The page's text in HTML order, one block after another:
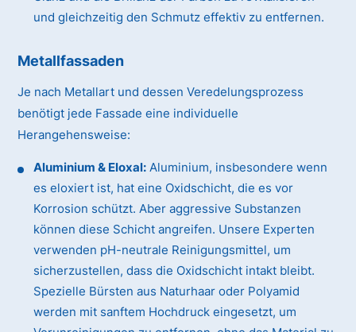
und gleichzeitig den Schmutz effektiv zu entfernen.
Metallfassaden
Je nach Metallart und dessen Veredelungsprozess
benötigt jede Fassade eine individuelle
Herangehensweise:
Aluminium & Eloxal: Aluminium, insbesondere wenn
es eloxiert ist, hat eine Oxidschicht, die es vor
Korrosion schützt. Aber aggressive Substanzen
können diese Schicht angreifen. Unsere Experten
verwenden pH-neutrale Reinigungsmittel, um
sicherzustellen, dass die Oxidschicht intakt bleibt.
Spezielle Bürsten aus Naturhaar oder Polyamid
werden mit sanftem Hochdruck eingesetzt, um